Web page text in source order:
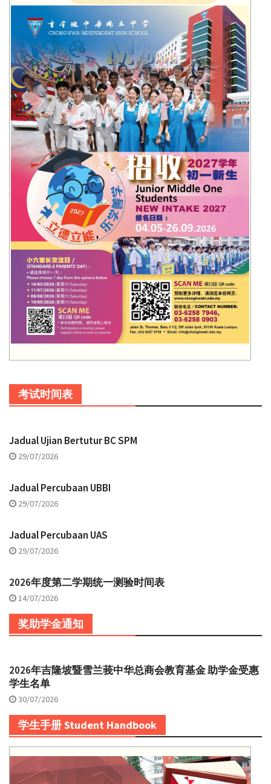
考试时间表
Jadual Ujian Bertutur BC SPM
29/07/2026
Jadual Percubaan UBBI
29/07/2026
Jadual Percubaan UAS
29/07/2026
2026年度第二学期统一测验时间表
14/07/2026
奖助学金通知
2026年吉隆坡暨雪兰莪中华总商会教育基金 助学金受惠
学生名单
30/07/2026
学生手册 Student Handbook